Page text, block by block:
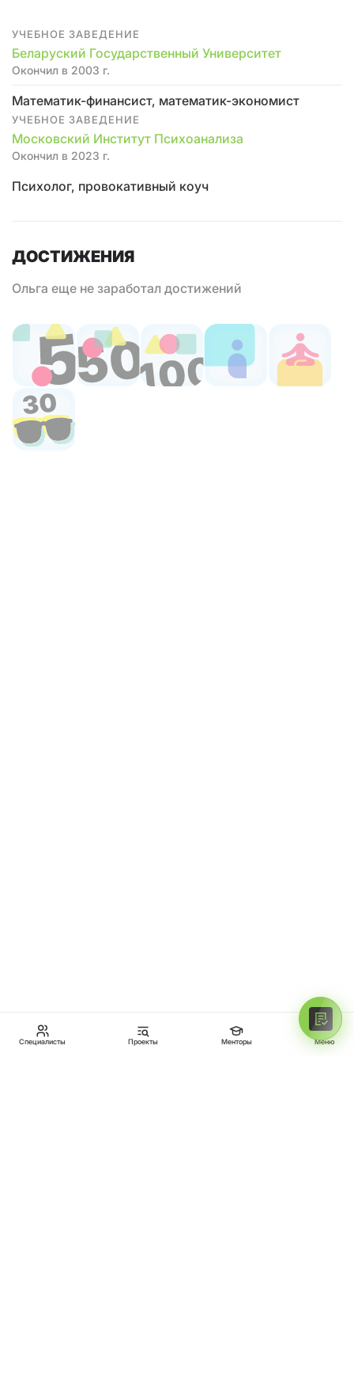
УЧЕБНОЕ ЗАВЕДЕНИЕ
Беларуский Государственный Университет
Окончил в 2003 г.
Математик-финансист, математик-экономист
УЧЕБНОЕ ЗАВЕДЕНИЕ
Московский Институт Психоанализа
Окончил в 2023 г.
Психолог, провокативный коуч
ДОСТИЖЕНИЯ
Ольга еще не заработал достижений